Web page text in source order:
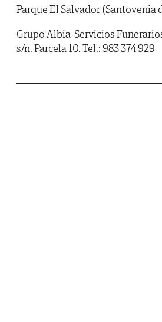
Parque El Salvador (Santovenia
Grupo Albia-Servicios
s/n. Parcela 10. Tel.: 983 374 929